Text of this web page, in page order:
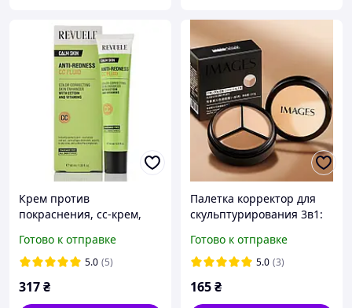
Крем против
покраснения, сс-крем,
Redness CC Fluid, 40ml
Готово к отправке
5.0 (5)
317₴
Палетка корректор для
скульптурирования 3в1:
крем и скульптор Images
Tri - color conceler
Готово к отправке
5.0 (3)
165₴